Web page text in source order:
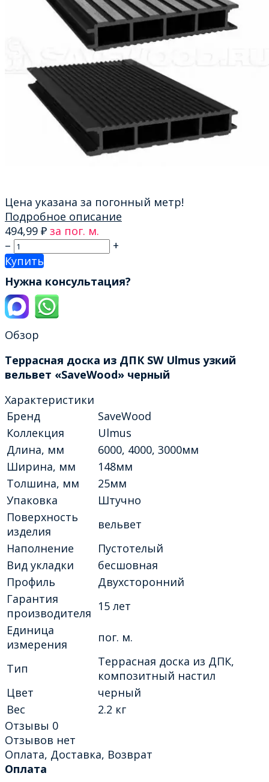
Цена указана за погонный метр!
Подробное описание
494,99 ₽ за пог. м.
–
+
Купить
Нужна консультация?
Обзор
Террасная доска из ДПК SW Ulmus узкий
вельвет «SaveWood» черный
Характеристики
Бренд
SaveWood
Коллекция
Ulmus
Длина, мм
6000, 4000, 3000мм
Ширина, мм
148мм
Толшина, мм
25мм
Упаковка
Штучно
Поверхность
изделия
вельвет
Наполнение
Пустотелый
Вид укладки
бесшовная
Профиль
Двухсторонний
Гарантия
производителя 15 лет
Единица
измерения
пог. м.
Тип
Террасная доска из ДПК,
композитный настил
Цвет
черный
Вес
2.2 кг
Отзывы 0
Отзывов нет
Оплата, Доставка, Возврат
Оплата